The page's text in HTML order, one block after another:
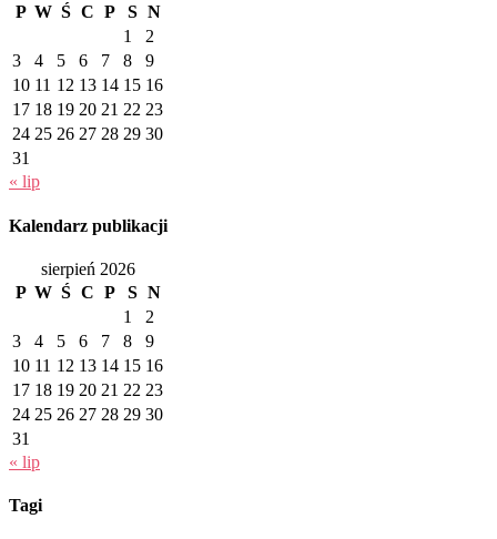
P W Ś C P S N
1
2
3
4 5 6 7 8
9
10 11 12 13 14 15 16
17 18 19 20 21 22 23
24 25 26 27 28 29 30
31
« lip
Kalendarz publikacji
sierpień 2026
P W Ś C P S N
1
2
3
4 5 6 7 8
9
10 11 12 13 14 15 16
17 18 19 20 21 22 23
24 25 26 27 28 29 30
31
« lip
Tagi